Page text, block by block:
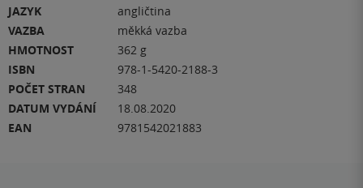
JAZYK
angličtina
VAZBA
měkká vazba
HMOTNOST
362 g
ISBN
978-1-5420-2188-3
POČET STRAN
348
DATUM VYDÁNÍ
18.08.2020
EAN
9781542021883